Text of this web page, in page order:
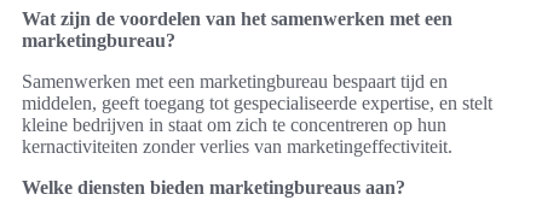
Wat zijn de voordelen van het samenwerken met een
marketingbureau?
Samenwerken met een marketingbureau bespaart tijd en
middelen, geeft toegang tot gespecialiseerde expertise, en stelt
kleine bedrijven in staat om zich te concentreren op hun
kernactiviteiten zonder verlies van marketingeffectiviteit.
Welke diensten bieden marketingbureaus aan?